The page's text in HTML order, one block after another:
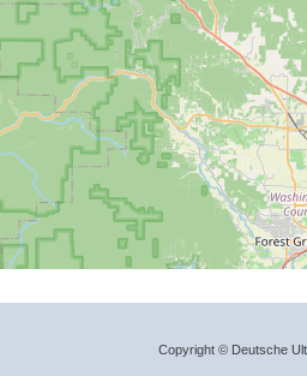
Copyright © Deutsche